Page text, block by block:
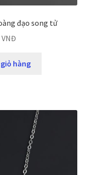
đạo song tử
VNĐ
hàng